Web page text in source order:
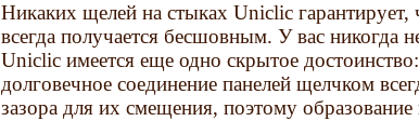
Никаких щелей на стыках Uniclic гарантирует,
всегда получается бесшовным. У вас никогда
Uniclic имеется еще одно скрытое
долговечное соединение панелей щелчком
зазора для их смещения, поэтому